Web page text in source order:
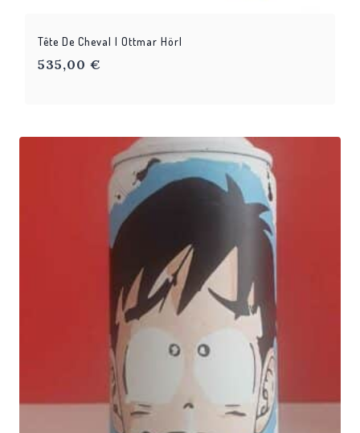
Tête De Cheval | Ottmar Hörl
535,00 €